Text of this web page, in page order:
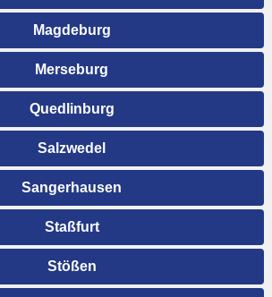
Magdeburg
Merseburg
Quedlinburg
Salzwedel
Sangerhausen
Staßfurt
Stößen